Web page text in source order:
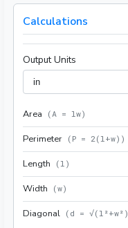
Calculations
Output Units
Area (A = lw)
Perimeter ( P = 2(l+w) )
Length ( l )
Width (w)
Diagonal ( d = √(l²+w²)